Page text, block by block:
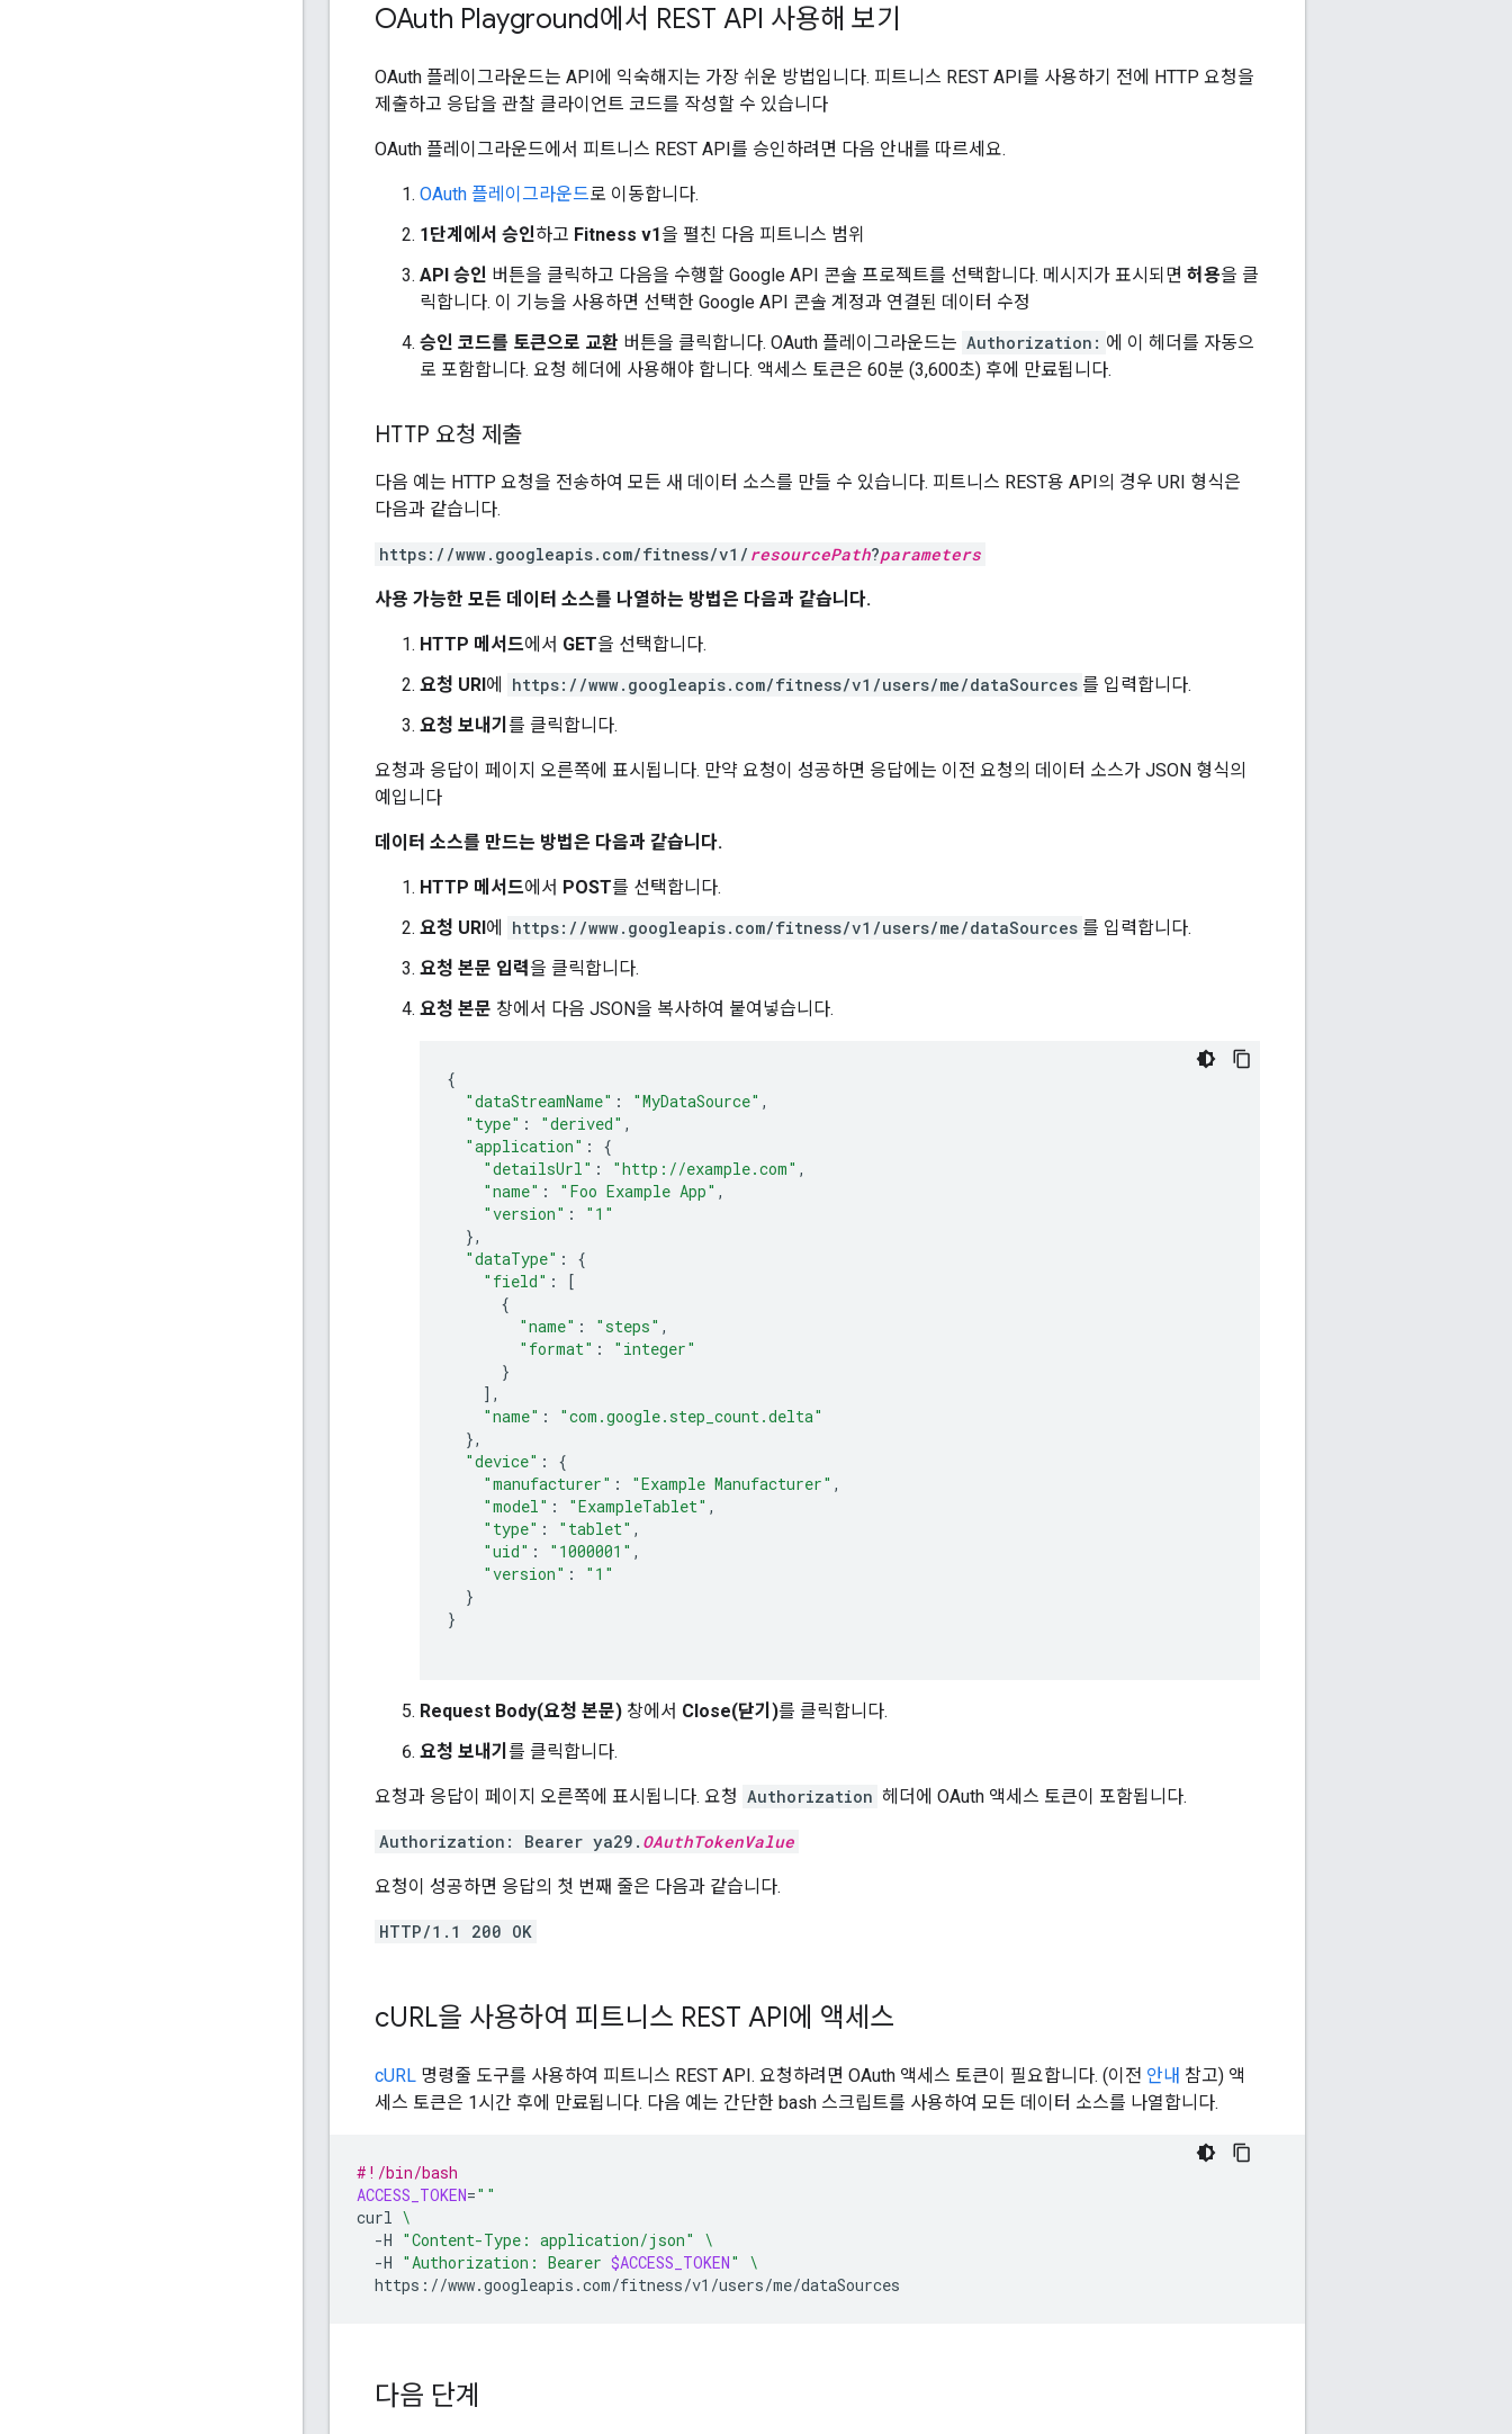
OAuth Playground에서 REST API 사용해 보기
OAuth 플레이그라운드는 API에 익숙해지는 가장 쉬운 방법입니다. 피트니스 REST API를 사용하기 전에 HTTP 요청을
제출하고 응답을 관찰 클라이언트 코드를 작성할 수 있습니다
OAuth 플레이그라운드에서 피트니스 REST API를 승인하려면 다음 안내를 따르세요.
OAuth 플레이그라운드로 이동합니다.
1단계에서 승인하고 Fitness v1을 펼친 다음 피트니스 범위
API 승인 버튼을 클릭하고 다음을 수행할 Google API 콘솔 프로젝트를 선택합니다. 메시지가 표시되면 허용을 클
릭합니다. 이 기능을 사용하면 선택한 Google API 콘솔 계정과 연결된 데이터 수정
승인 코드를 토큰으로 교환 버튼을 클릭합니다. OAuth 플레이그라운드는 Authorization: 에 이 헤더를 자동으
로 포함합니다. 요청 헤더에 사용해야 합니다. 액세스 토큰은 60분 (3,600초) 후에 만료됩니다.
HTTP 요청 제출
다음 예는 HTTP 요청을 전송하여 모든 새 데이터 소스를 만들 수 있습니다. 피트니스 REST용 API의 경우 URI 형식은
다음과 같습니다.
https://www.googleapis.com/fitness/v1/ resourcePath?parameters
사용 가능한 모든 데이터 소스를 나열하는 방법은 다음과 같습니다.
HTTP 메서드에서 GET을 선택합니다.
요청 URI에 https://www.googleapis.com/fitness/v1/users/me/dataSources 를 입력합니다.
요청 보내기 를 클릭합니다.
요청과 응답이 페이지 오른쪽에 표시됩니다. 만약 요청이 성공하면 응답에는 이전 요청의 데이터 소스가 JSON 형식의
예입니다
데이터 소스를 만드는 방법은 다음과 같습니다.
HTTP 메서드에서 POST를 선택합니다.
요청 URI에 https://www.googleapis.com/fitness/v1/users/me/dataSources 를 입력합니다.
요청 본문 입력을 클릭합니다.
요청 본문 창에서 다음 JSON을 복사하여 붙여넣습니다.
{
"dataStreamName" : "MyDataSource" ,
"type" : "derived" ,
"application" :
{
"detailsUrl" : "http://example.com" ,
"name" : "Foo Example App" ,
"version" :
"1"
},
"dataType" :
{
"field" :
[
{
"name" : "steps" ,
"format" :
"integer"
}
],
"name" :
"com.google.step_count.delta"
},
"device" :
{
"manufacturer" : "Example Manufacturer" ,
"model" : "ExampleTablet" ,
"type" : "tablet" ,
"uid" : "1000001" ,
"version" :
"1"
}
}
Request Body(요청 본문) 창에서 Close(닫기)를 클릭합니다.
요청 보내기 를 클릭합니다.
요청과 응답이 페이지 오른쪽에 표시됩니다. 요청 Authorization 헤더에 OAuth 액세스 토큰이 포함됩니다.
Authorization: Bearer ya29. OAuthTokenValue
요청이 성공하면 응답의 첫 번째 줄은 다음과 같습니다.
HTTP/1.1 200 OK
cURL을 사용하여 피트니스 REST API에 액세스
cURL 명령줄 도구를 사용하여 피트니스 REST API. 요청하려면 OAuth 액세스 토큰이 필요합니다. (이전 안내 참고) 액
세스 토큰은 1시간 후에 만료됩니다. 다음 예는 간단한 bash 스크립트를 사용하여 모든 데이터 소스를 나열합니다.
#!/bin/bash
ACCESS_TOKEN=" "
curl \
-H "Content-Type: application/json"
\
-H "Authorization: Bearer $ACCESS_TOKEN"
\
https://www.googleapis.com/fitness/v1/users/me/dataSources
다음 단계